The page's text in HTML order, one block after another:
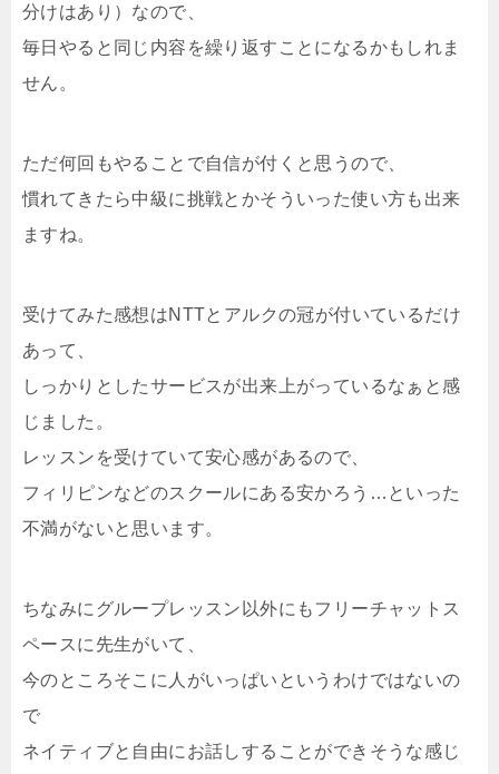
分けはあり）なので、
毎日やると同じ内容を繰り返すことになるかもしれま
せん。
ただ何回もやることで自信が付くと思うので、
慣れてきたら中級に挑戦とかそういった使い方も出来
ますね。
受けてみた感想はNTTとアルクの冠が付いているだけ
あって、
しっかりとしたサービスが出来上がっているなぁと感
じました。
レッスンを受けていて安心感があるので、
フィリピンなどのスクールにある安かろう…といった
不満がないと思います。
ちなみにグループレッスン以外にもフリーチャットス
ペースに先生がいて、
今のところそこに人がいっぱいというわけではないの
で
ネイティブと自由にお話しすることができそうな感じ